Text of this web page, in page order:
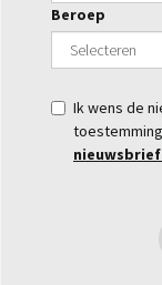
Beroep
Ik wens de